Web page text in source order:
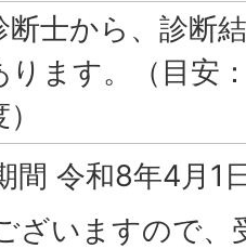
断士から、診断
ります。（目安
間 令和8年4月1
ざいますので、